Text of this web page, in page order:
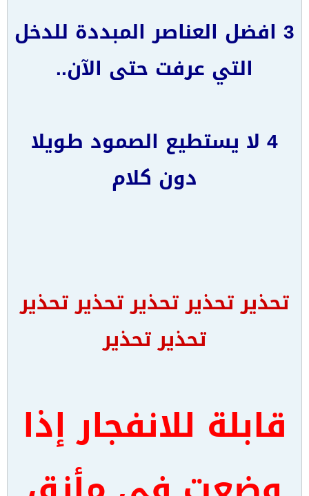
3 افضل العناصر المبددة للدخل
التي عرفت حتى الآن..
4 لا يستطيع الصمود طويلا
دون كلام
تحذيرتحذيرتحذيرتحذيرتحذير
تحذيرتحذير
قابلة للانفجار إذا